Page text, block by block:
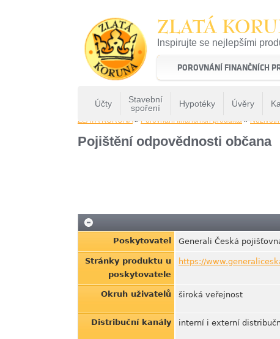
ZLATÁ
Inspirujte se nejlepšími
22 let tradice a kvality na
POROVNÁNÍ FINANČNÍCH
Účty
Stavební
spoření
Hypotéky Úvěry
ZLATÁ KORUNA» Porovnání finančních produktů »
Pojištění odpovědnosti občana
Poskytovatel Generali Česká
Stránky produktu u
poskytovatele
https://
Okruh uživatelů široká veřejnost
Distribuční kanály interní i externí